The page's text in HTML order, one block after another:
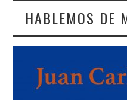
HABLEMOS DE